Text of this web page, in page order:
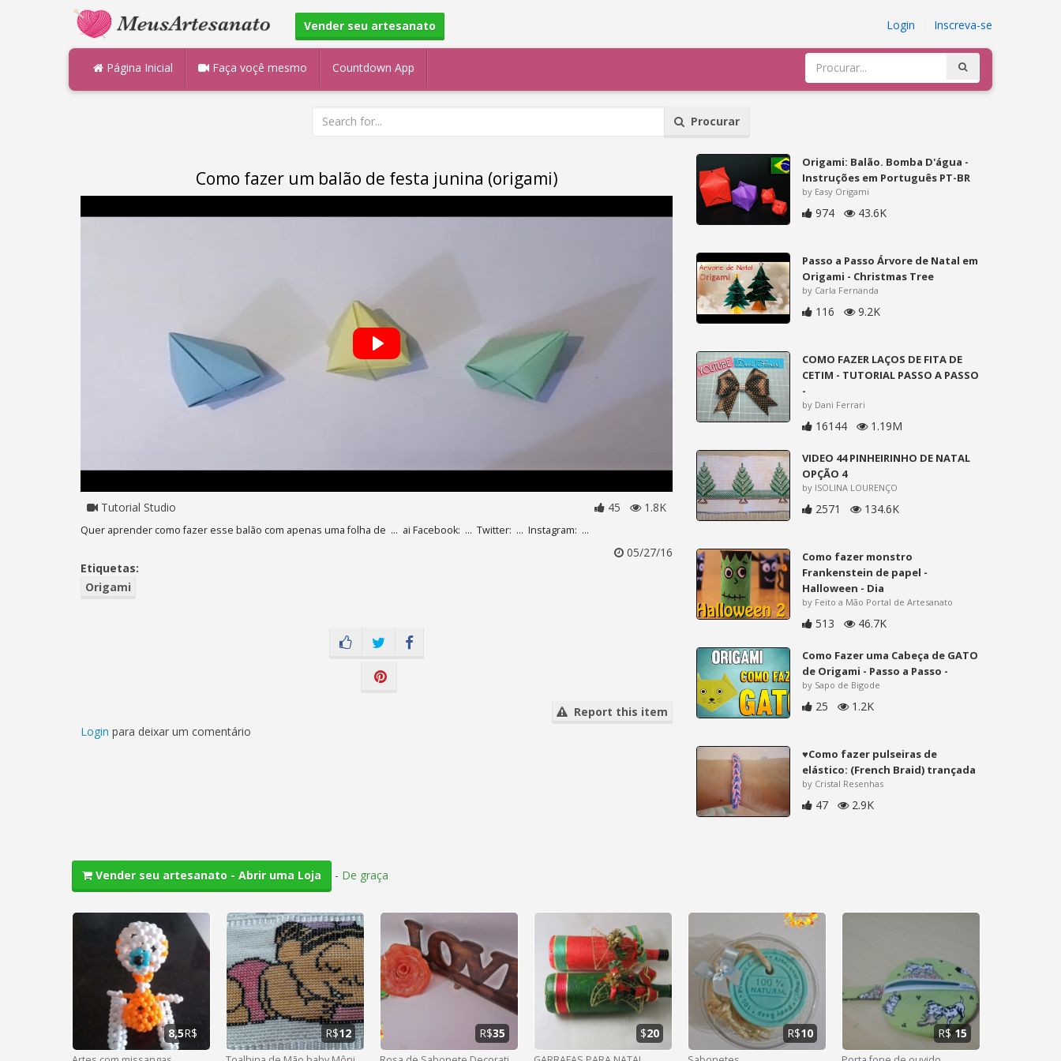
Vender seu artesanato Login Inscreva-se
Página Inicial Faça voçê mesmo Countdown App
Procurar
Como fazer um balão de festa junina (origami)
Tutorial Studio 45 1.8K
Quer aprender como fazer esse balão com apenas uma folha de ... ai Facebook: ... Twitter: ... Instagram: ...
05/27/16
Etiquetas:
Origami
Report this item
Login para deixar um comentário
Origami: Balão. Bomba D'água -
Instruções em Português PT-BR
by Easy Origami
974 43.6K
Passo a Passo Árvore de Natal em
Origami - Christmas Tree
by Carla Fernanda
116 9.2K
COMO FAZER LAÇOS DE FITA DE
CETIM - TUTORIAL PASSO A PASSO
-
by Dani Ferrari
16144 1.19M
VIDEO 44 PINHEIRINHO DE NATAL
OPÇÃO 4
by ISOLINA LOURENÇO
2571 134.6K
Como fazer monstro
Frankenstein de papel -
Halloween - Dia
by Feito a Mão Portal de Artesanato
513 46.7K
Como Fazer uma Cabeça de GATO
de Origami - Passo a Passo -
by Sapo de Bigode
25 1.2K
♥Como fazer pulseiras de
elástico: (French Braid) trançada
by Cristal Resenhas
47 2.9K
Vender seu artesanato - Abrir uma Loja - De graça
8,5R$ R$12 R$35 $20 R$10 R$15